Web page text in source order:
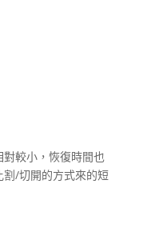
較小，恢復時間也
/切開的方式來的短